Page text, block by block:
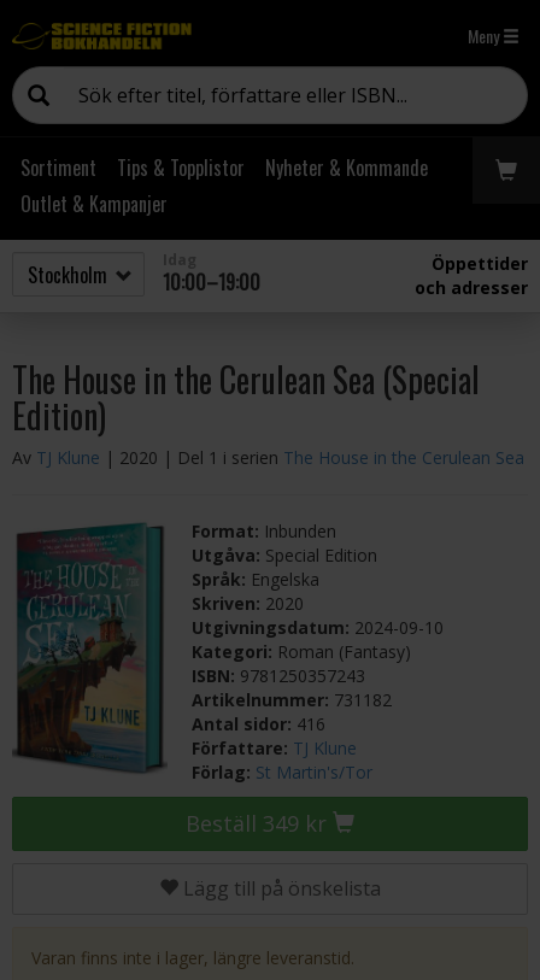
Meny
Sortiment Tips & Topplistor
Nyheter & Kommande
Outlet & Kampanjer
10:00–19:00
Öppettider
och adresser
The House in the Cerulean Sea (Special
Edition)
Av TJ Klune | 2020 | Del 1 i serien The House in the Cerulean Sea
Format: Inbunden
Utgåva: Special Edition
Språk: Engelska
Skriven: 2020
Utgivningsdatum: 2024-09-10
Kategori: Roman (Fantasy)
ISBN: 9781250357243
Artikelnummer: 731182
Antal sidor: 416
Författare: TJ Klune
Förlag: St Martin's/Tor
Beställ 349 kr
Lägg till på önskelista
Varan finns inte i lager, längre leveranstid.